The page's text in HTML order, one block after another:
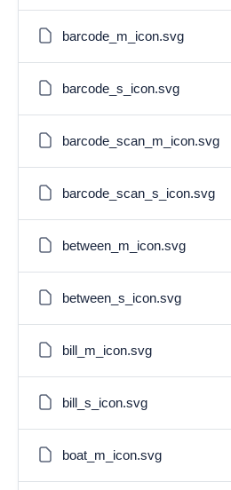
barcode_m_icon.svg
barcode_s_icon.svg
barcode_scan_m_icon.svg
barcode_scan_s_icon.svg
between_m_icon.svg
between_s_icon.svg
bill_m_icon.svg
bill_s_icon.svg
boat_m_icon.svg